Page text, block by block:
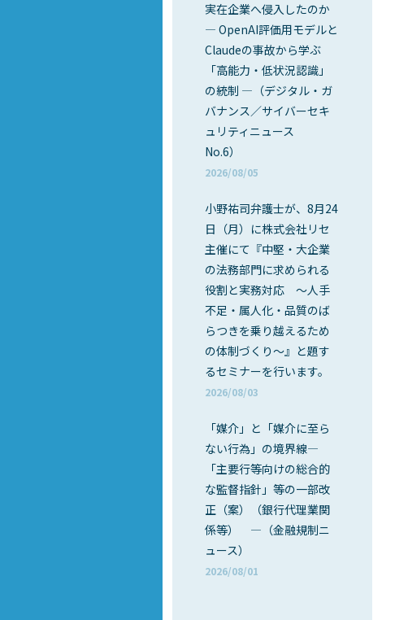
実在企業へ侵入したのか
― OpenAI評価用モデルと
Claudeの事故から学ぶ
「高能力・低状況認識」
の統制 ―（デジタル・ガ
バナンス／サイバーセキ
ュリティニュース
No.6）
2026/08/05
小野祐司弁護士が、8月24
日（月）に株式会社リセ
主催にて『中堅・大企業
の法務部門に求められる
役割と実務対応 ～人手
不足・属人化・品質のば
らつきを乗り越えるため
の体制づくり～』と題す
るセミナーを行います。
2026/08/03
「媒介」と「媒介に至ら
ない行為」の境界線―
「主要行等向けの総合的
な監督指針」等の一部改
正（案）（銀行代理業関
係等） ―（金融規制ニ
ュース）
2026/08/01